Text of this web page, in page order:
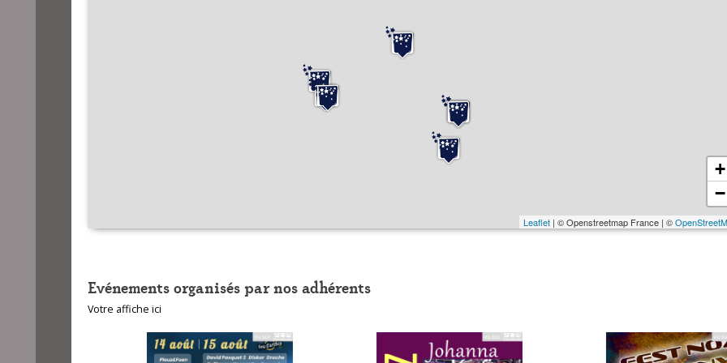
+
−
Leaflet| © Openstreetmap France | ©
Evénements organisés par nos adhérents
Votre affiche ici